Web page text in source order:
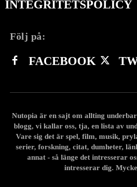
INTEGRITETSPOLICY
Följ på:
FACEBOOK
Nutopia är en sajt om allting
blogg, vi kallar oss, tja, en lista av
Vare sig det är spel, film, musik,
serier, forskning, citat, dumheter,
annat - så länge det intresserar
intresserar dig.